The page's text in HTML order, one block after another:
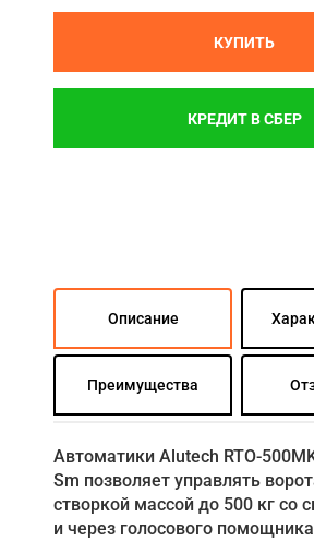
КУПИТЬ
КРЕДИТ В СБЕР
Описание
Преимущества
Автоматики Alutech RTO-
Sm позволяет управлять
створкой массой до 500 кг со
и через голосового